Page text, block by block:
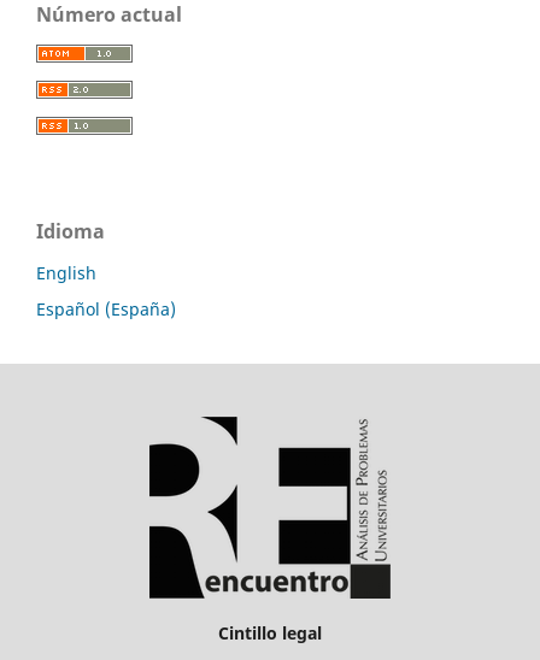
Número actual
Idioma
English
Español (España)
Cintillo legal